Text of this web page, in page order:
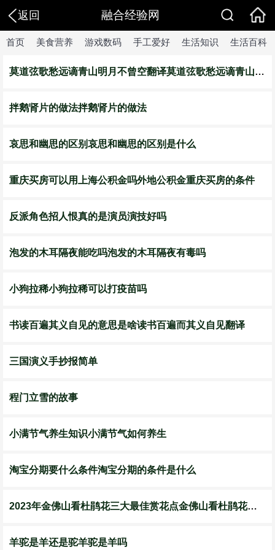
返回 融合经验网
首页 美食营养 游戏数码 手工爱好 生活知识 生活百科
莫道弦歌愁远谪青山明月不曾空翻译莫道弦歌愁远谪青山明月不曾空意思
拌鹅肾片的做法拌鹅肾片的做法
哀思和幽思的区别哀思和幽思的区别是什么
重庆买房可以用上海公积金吗外地公积金重庆买房的条件
反派角色招人恨真的是演员演技好吗
泡发的木耳隔夜能吃吗泡发的木耳隔夜有毒吗
小狗拉稀小狗拉稀可以打疫苗吗
书读百遍其义自见的意思是啥读书百遍而其义自见翻译
三国演义手抄报简单
程门立雪的故事
小满节气养生知识小满节气如何养生
淘宝分期要什么条件淘宝分期的条件是什么
2023年金佛山看杜鹃花三大最佳赏花点金佛山看杜鹃花花期
羊驼是羊还是驼羊驼是羊吗